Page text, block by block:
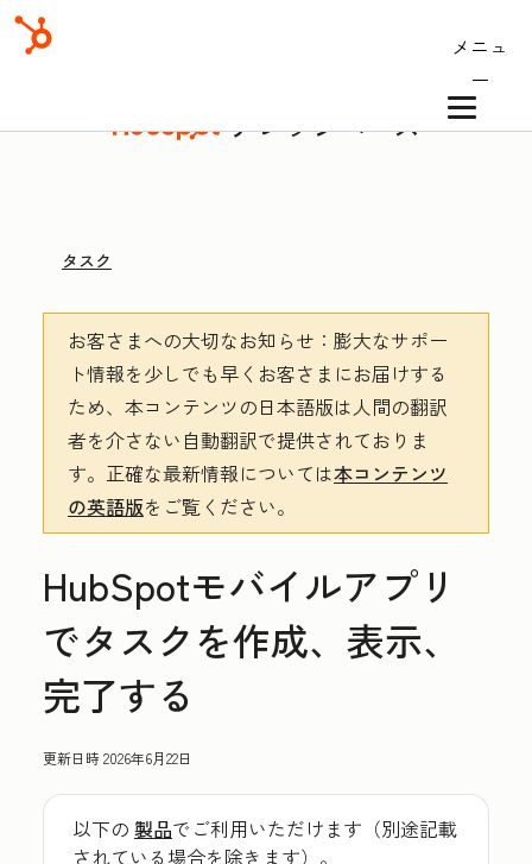
メニュ
ー
ナレッジベース
タスク
お客さまへの大切なお知らせ ：膨大なサポー
ト情報を少しでも早くお客さまにお届けする
ため、本コンテンツの日本語版は人間の翻訳
者を介さない自動翻訳で提供されておりま
す。 正確な最新情報については本コンテンツ
の英語版をご覧ください。
HubSpotモバイルアプリ
でタスクを作成、表示、
完了する
更新日時2026年6月22日
以下の 製品でご利用いただけます（別途記載
されている場合を除きます）。